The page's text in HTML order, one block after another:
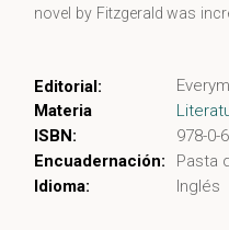
novel by Fitzgerald was
Editorial:
Materia
ISBN:
978-0-
Encuadernación:
Pasta
Idioma:
Inglés